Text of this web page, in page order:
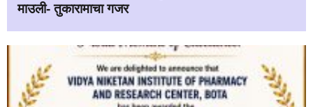
माउली- तुकारामाचा गजर